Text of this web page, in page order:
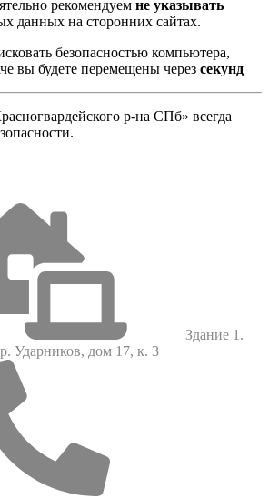
рекомендуем не указывать
данных на сторонних сайтах.
безопасностью компьютера,
вы будете перемещены через секунд
р-на СПб» всегда
Здание 1.
Ударников, дом 17, к. 3